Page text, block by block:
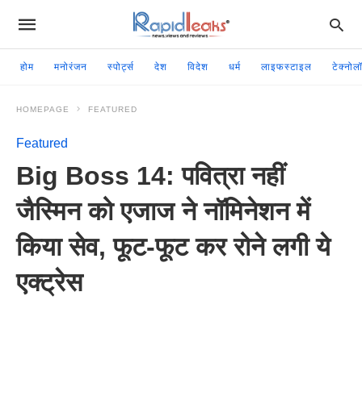
होम मनोरंजन स्पोर्ट्स देश विदेश धर्म लाइफस्टाइल
HOMEPAGE FEATURED
Featured
Big Boss 14: पवित्रा नहीं
जैस्मिन को एजाज ने नॉमिनेशन में
किया सेव, फूट-फूट कर रोने लगी ये
एक्ट्रेस